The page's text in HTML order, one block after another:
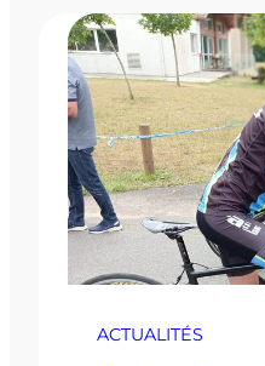
ACTUALITÉS